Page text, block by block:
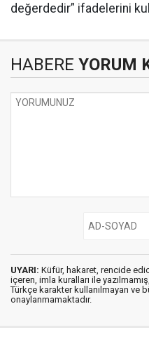
değerdedir” ifadelerini
HABERE YORUM
UYARI: Küfür, hakaret, rencide
içeren, imla kuralları ile yazılmamış,
Türkçe karakter kullanılmayan ve
onaylanmamaktadır.